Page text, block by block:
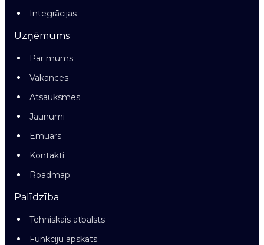
Integrācijas
Uzņēmums
Par mums
Vakances
Atsauksmes
Jaunumi
Emuārs
Kontakti
Roadmap
Palīdzība
Tehniskais atbalsts
Funkciju apskats